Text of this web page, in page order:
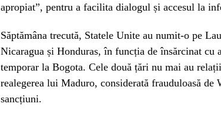
apropiat”, pentru a facilita dialogul și accesul la
Săptămâna trecută, Statele Unite au numit-o pe
Nicaragua și Honduras, în funcția de însărcinat cu
temporar la Bogota. Cele două țări nu mai au
realegerea lui Maduro, considerată frauduloasă de
sancțiuni.